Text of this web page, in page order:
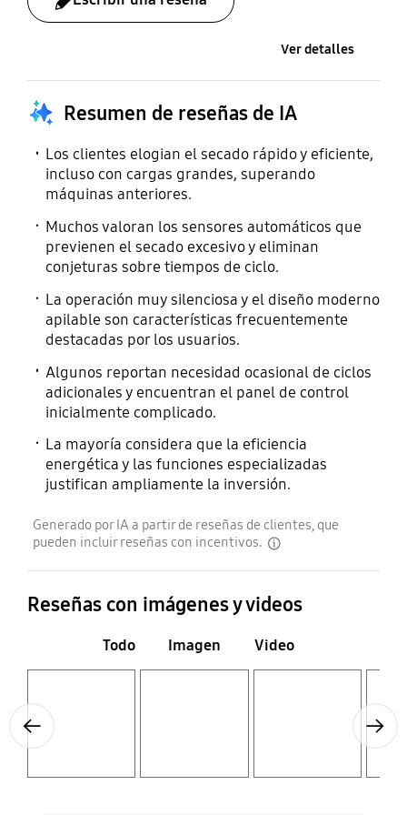
Eléctrico)
4 modos
Antiarrugas
Sí
Número de nivel de
secado
5 EA
Número de niveles de
temperatura
Número de nivel de
tiempo
5 EA
del tambor (pulsación
120 V / 240 V / 60 Hz
Esmalte en polvo
Ver detalles
Resumen de reseñas de IA
Los clientes elogian el secado rápido y eficiente,
incluso con cargas grandes, superando
máquinas anteriores.
Muchos valoran los sensores automáticos que
previenen el secado excesivo y eliminan
conjeturas sobre tiempos de ciclo.
La operación muy silenciosa y el diseño moderno
apilable son características frecuentemente
destacadas por los usuarios.
Algunos reportan necesidad ocasional de ciclos
adicionales y encuentran el panel de control
inicialmente complicado.
La mayoría considera que la eficiencia
energética y las funciones especializadas
justifican ampliamente la inversión.
Generado por IA a partir de reseñas de clientes, que
pueden incluir reseñas con incentivos.
Reseñas con imágenes y videos
Todo Imagen Video